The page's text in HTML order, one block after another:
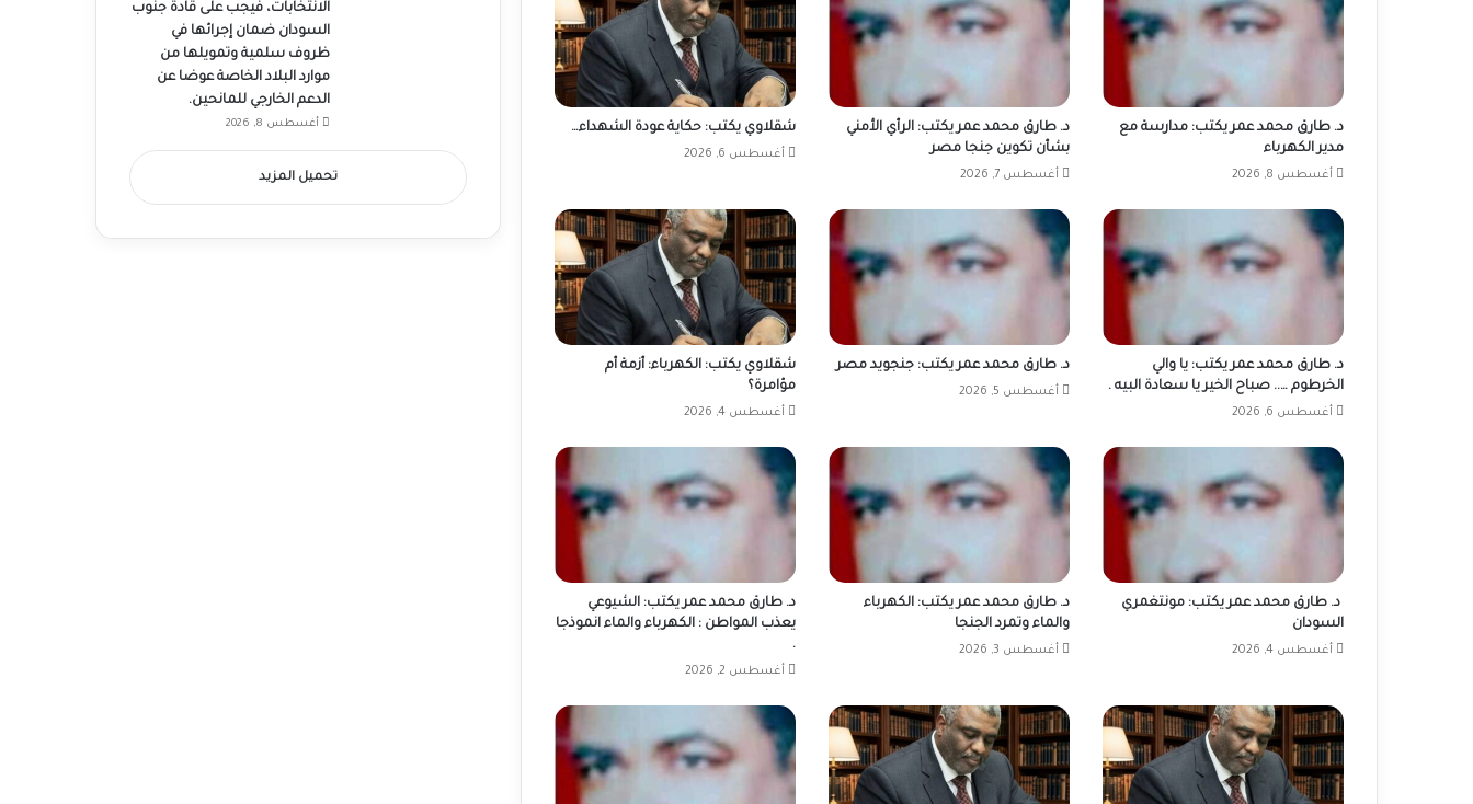
د. طارق محمد عمر يكتب: مدارسة مع
مدير الكهرباء
أغسطس 8, 2026
د. طارق محمد عمر يكتب: الرأي الأمني
بشأن تكوين جنجا مصر
أغسطس 7, 2026
شقلاوي يكتب: حكاية عودة الشهداء…
أغسطس 6, 2026
د. طارق محمد عمر يكتب: يا والي
الخرطوم ….. صباح الخير يا سعادة البيه .
أغسطس 6, 2026
د. طارق محمد عمر يكتب: جنجويد مصر
أغسطس 5, 2026
شقلاوي يكتب: الكهرباء: أزمة أم
مؤامرة؟
أغسطس 4, 2026
د. طارق محمد عمر يكتب: مونتغمري
السودان
أغسطس 4, 2026
د. طارق محمد عمر يكتب: الكهرباء
والماء وتمرد الجنجا
أغسطس 3, 2026
د. طارق محمد عمر يكتب: الشيوعي
يعذب المواطن : الكهرباء والماء انموذجا
.
أغسطس 2, 2026
الانتخابات، فيجب على قادة جنوب
السودان ضمان إجرائها في
ظروف سلمية وتمويلها من
موارد البلاد الخاصة عوضا عن
الدعم الخارجي للمانحين.
أغسطس 8, 2026
تحميل المزيد